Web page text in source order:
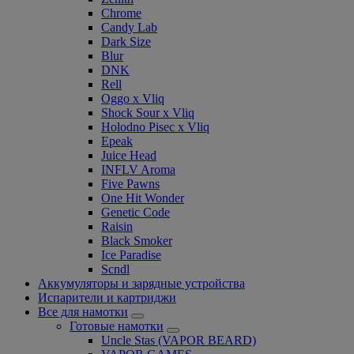
Chrome
Candy Lab
Dark Size
Blur
DNK
Rell
Oggo x Vliq
Shock Sour x Vliq
Holodno Pisec x Vliq
Epeak
Juice Head
INFLV Aroma
Five Pawns
One Hit Wonder
Genetic Code
Raisin
Black Smoker
Ice Paradise
Scndl
Аккумуляторы и зарядные устройства
Испарители и картриджи
Все для намотки
Готовые намотки
Uncle Stas (VAPOR BEARD)